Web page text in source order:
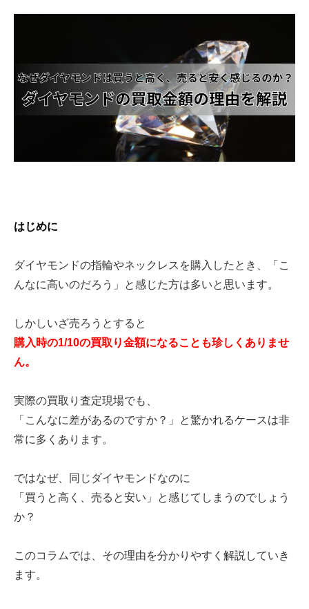
はじめに
ダイヤモンドの指輪やネックレスを購入したとき、「こ
んなに高いのだろう」と感じた方は多いと思います。
しかしいざ売ろうとすると
購入時の1/10の買取り金額になることも珍しくありませ
ん。
実際の買取り査定現場でも、
「こんなに差があるのですか？」と驚かれるケースは非
常に多くあります。
ではなぜ、同じダイヤモンドなのに
「買うと高く、売ると安い」と感じてしまうのでしょう
か？
このコラムでは、その理由を分かりやすく解説していき
ます。